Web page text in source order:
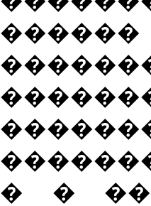
������
� �